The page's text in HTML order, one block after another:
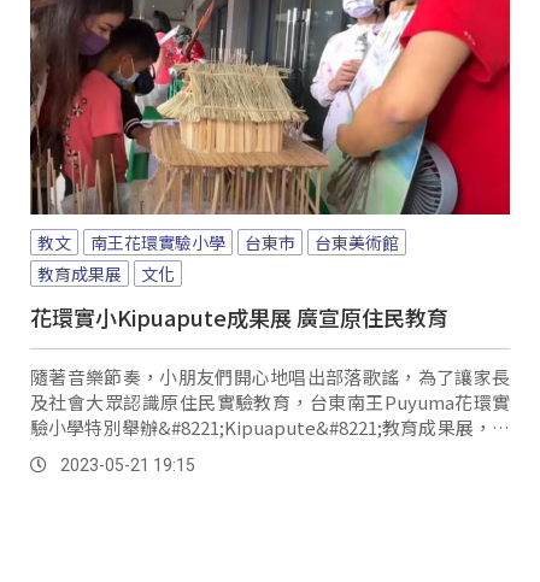
教文 南王花環實驗小學 台東市
台東美術館
教育成果展
文化
花環實小Kipuapute成果展 廣宣原住民教育
隨著音樂節奏，小朋友們開心地唱出部落歌謠，為了讓家長
及社會大眾認識原住民實驗教育，台東南王Puyuma花環實
驗小學特別舉辦&#8221;Kipuapute&#8221;教育成果展，剛
上任的台東縣教育處長蔡美瑤也親自到場主持，並期許孩子
們能透過原住民實驗教育，培養良好的品格態度與自信。
2023-05-21 19:15